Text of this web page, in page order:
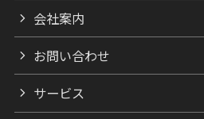
会社案内
お問い合わせ
サービス